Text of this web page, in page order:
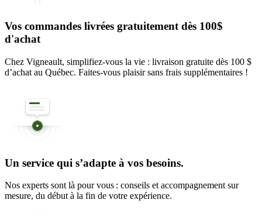
Vos commandes livrées gratuitement dès 100$
d'achat
Chez Vigneault, simplifiez-vous la vie : livraison gratuite dès 100 $
d’achat au Québec. Faites-vous plaisir sans frais supplémentaires !
Un service qui s’adapte à vos besoins.
Nos experts sont là pour vous : conseils et accompagnement sur
mesure, du début à la fin de votre expérience.